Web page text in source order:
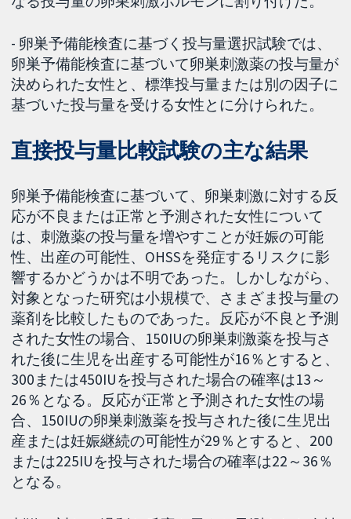
- 卵巣予備能検査に基づく投与量選択試験では、
卵巣予備能検査に基づいて卵巣刺激薬の投与量が
決められた女性と、標準投与量または別の因子に
基づいた投与量を受ける女性とに分けられた。
直接投与量比較試験の主な結果
卵巣予備能検査に基づいて、卵巣刺激に対する反
応が不良または正常と予測された女性について
は、刺激薬の投与量を増やすことが妊娠の可能
性、出産の可能性、OHSSを発症するリスクに影
響するかどうかは不明であった。しかしながら、
対象となった研究は小規模で、さまざま投与量の
薬剤を比較したものであった。反応が不良と予測
された女性の場合、150IUの卵巣刺激薬を投与さ
れた後に生児を出産する可能性が16％とすると、
300または450IUを投与された場合の確率は13～
26％となる。反応が正常と予測された女性の場
合、150IUの卵巣刺激薬を投与された後に生児出
産または妊娠継続の可能性が29％とすると、200
または225IUを投与された場合の確率は22～36％
となる。